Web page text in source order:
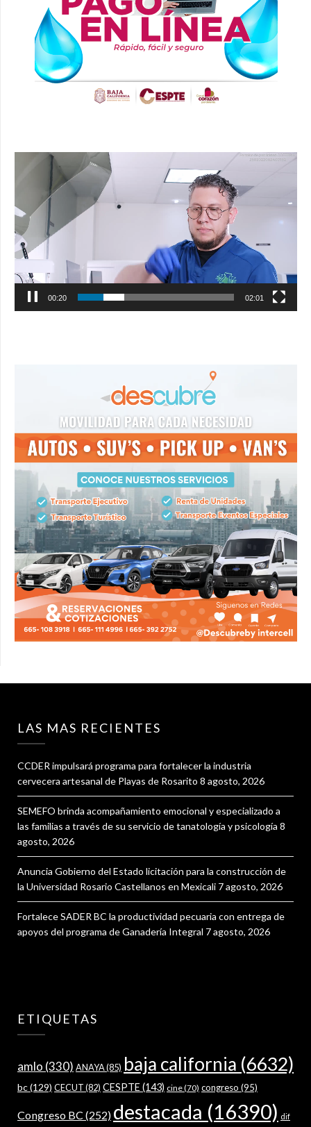
Reproductor
00:21 02:01
LAS MAS RECIENTES
CCDER impulsará programa para fortalecer la industria
cervecera artesanal de Playas de Rosarito 8 agosto, 2026
SEMEFO brinda acompañamiento emocional y especializado a
las familias a través de su servicio de tanatología y psicología 8
agosto, 2026
Anuncia Gobierno del Estado licitación para la construcción de
la Universidad Rosario Castellanos en Mexicali 7 agosto, 2026
Fortalece SADER BC la productividad pecuaria con entrega de
apoyos del programa de Ganadería Integral 7 agosto, 2026
ETIQUETAS
amlo (330) ANAYA(85) baja california (6632)
bc(129) CECUT(82) CESPTE (143) cine(70) congreso (95)
Congreso BC (252) destacada (16390) dif